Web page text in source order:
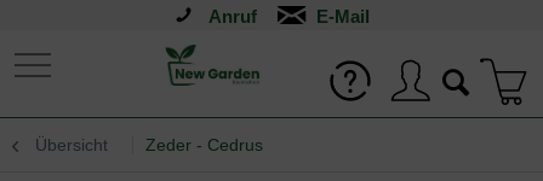
Anruf
Übersicht Zeder - Cedrus